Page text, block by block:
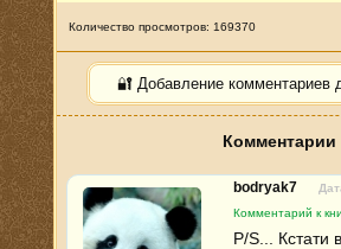
Количество просмотров: 169370
🔐 Добавление комментариев
Комментарии
bodryak7
Комментарий к
P/S... Кстати